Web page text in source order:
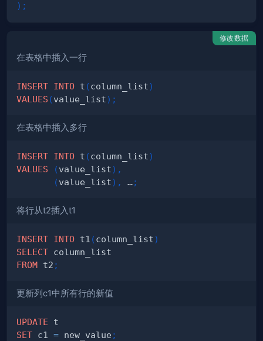
) ;
修改数据
在表格中插入一行
INSERT INTO t (column_list)
VALUES (value_list) ;
在表格中插入多行
INSERT INTO t (column_list)
VALUES
(value_list) ,
(value_list) , …;
将行从t2插入t1
INSERT INTO t1 (column_list)
SELECT
FROM t2 ;
更新列c1中所有行的新值
UPDATE
SET c1 = new_value ;